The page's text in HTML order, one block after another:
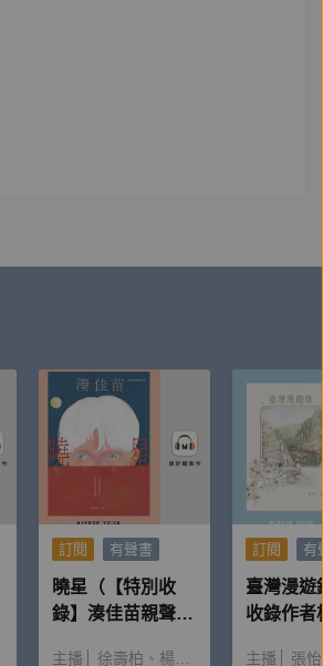
訂閱 有聲書
曉星（【特別收
錄】湊佳苗親聲朗
主播 徐壽柏
楊雅淳
訂閱 有
臺灣漫遊
收錄作者
主播
張